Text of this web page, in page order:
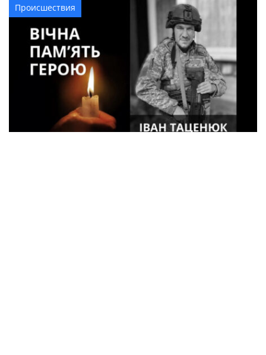
Происшествия